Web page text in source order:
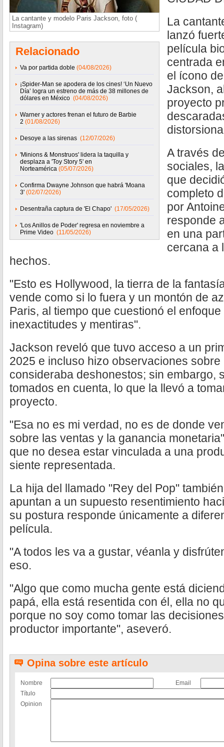
La cantante y modelo Paris Jackson, foto (
Instagram)
Relacionado
Va por partida doble (04/08/2026)
¡Spider-Man se apodera de los cines! ‘Un Nuevo
Día’ logra un estreno de más de 38 millones de
dólares en México (04/08/2026)
Warner y actores frenan el futuro de Barbie
2 (01/08/2026)
Desoye a las sirenas (12/07/2026)
'Minions & Monstruos' lidera la taquilla y
desplaza a 'Toy Story 5' en
Norteamérica (05/07/2026)
Confirma Dwayne Johnson que habrá 'Moana
3' (02/07/2026)
Desentraña captura de 'El Chapo' (17/05/2026)
'Los Anillos de Poder' regresa en noviembre a
Prime Video (11/05/2026)
La
lanzó
película
centrada
el ícono
Jackson,
proyecto
A través
sociales,
que
completo
por
responde
en una
cercana a
hechos.
"Esto es Hollywood, la tierra de la
vende como si lo fuera y un montón de
Paris, al tiempo que cuestionó el
inexactitudes y mentiras".
Jackson reveló que tuvo acceso a un
2025 e incluso hizo observaciones
consideraba deshonestos; sin embargo,
tomados en cuenta, lo que la llevó a
proyecto.
"Esa no es mi verdad, no es de donde
sobre las ventas y la ganancia
que no desea estar vinculada a una
siente representada.
La hija del llamado "Rey del Pop"
apuntan a un supuesto resentimiento
su postura responde únicamente a
película.
"A todos les va a gustar, véanla y
eso.
"Algo que como mucha gente está
papá, ella está resentida con él, ella no
porque no soy como tomar las
productor importante", aseveró.
Opina sobre este artículo
Nombre
Email
Título
Opinion